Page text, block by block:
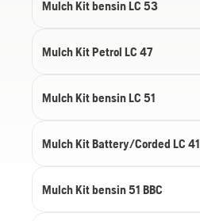
Mulch Kit bensin LC 53
Mulch Kit Petrol LC 47
Mulch Kit bensin LC 51
Mulch Kit Battery/Corded LC 41
Mulch Kit bensin 51 BBC